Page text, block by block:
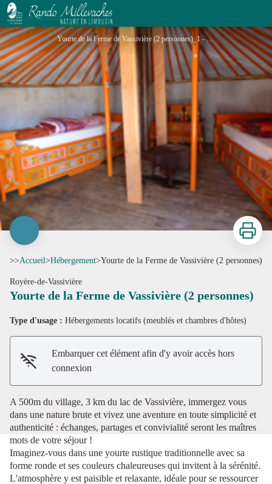
Yourte de la Ferme de Vassivière (2 personnes)
Yourte de la Ferme de Vassivière (2 personnes)_1 - La Ferme de Vassivière
Voir l'image en plein écran
Imprimer
>>Accueil>Hébergement>Yourte de la Ferme de Vassivière (2 personnes)
Royère-de-Vassivière
Yourte de la Ferme de Vassivière (2 personnes)
Type d'usage : Hébergements locatifs (meublés et chambres d'hôtes)
Embarquer cet élément afin d'y avoir accès hors
connexion
A 500m du village, 3 km du lac de Vassivière, immergez vous
dans une nature brute et vivez une aventure en toute simplicité et
authenticité : échanges, partages et convivialité seront les maîtres
mots de votre séjour !
Imaginez-vous dans une yourte rustique traditionnelle avec sa
forme ronde et ses couleurs chaleureuses qui invitent à la sérénité.
L'atmosphère y est paisible et relaxante, idéale pour se ressourcer